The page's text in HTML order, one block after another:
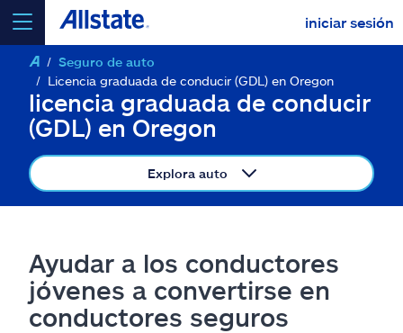
iniciar sesión
seleccionar un producto paracotizar
Select a Product
Seguros y más
Seguro de auto
Licencia graduada de conducir (GDL) en Oregon
licencia graduada de conducir
(GDL) en Oregon
Explora auto
Ayudar a los conductores
jóvenes a convertirse en
conductores seguros